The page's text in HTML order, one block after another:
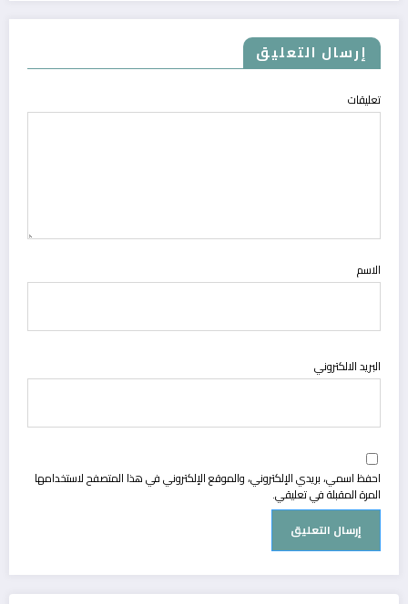
إرسال التعليق
تعليقات
الاسم
البريد الالكتروني
احفظ اسمي، بريدي الإلكتروني، والموقع الإلكتروني في هذا المتصفح لاستخدامها
المرة المقبلة في تعليقي.